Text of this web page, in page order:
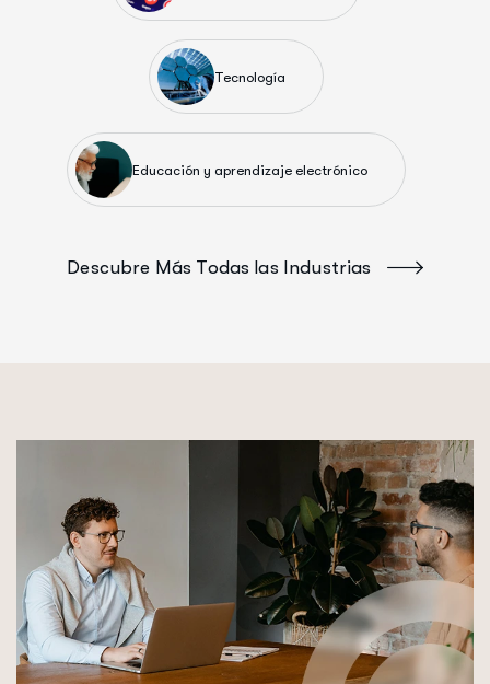
Tecnología
Educación y aprendizaje electrónico
Descubre Más Todas las Industrias